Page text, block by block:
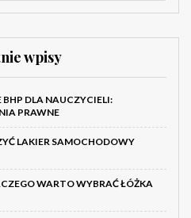
wpisy
BHP DLA NAUCZYCIELI:
PRAWNE
LAKIER SAMOCHODOWY
WARTO WYBRAĆ ŁÓŻKA